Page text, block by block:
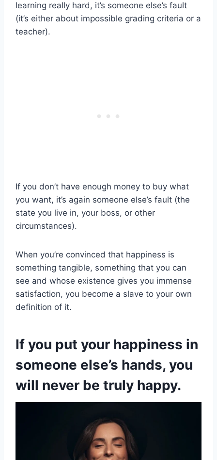
learning really hard, it’s someone else’s fault
(it’s either about impossible grading criteria or a
teacher).
If you don’t have enough money to buy what
you want, it’s again someone else’s fault (the
state you live in, your boss, or other
circumstances).
When you’re convinced that happiness is
something tangible, something that you can
see and whose existence gives you immense
satisfaction, you become a slave to your own
definition of it.
If you put your happiness in
someone else’s hands, you
will never be truly happy.